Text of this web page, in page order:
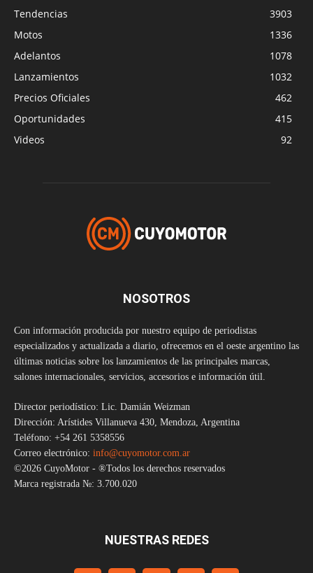
Tendencias
3903
Motos
1336
Adelantos
1078
Lanzamientos
1032
Precios Oficiales
462
Oportunidades
415
Videos
92
NOSOTROS
Con información producida por nuestro equipo de periodistas
especializados y actualizada a diario, ofrecemos en el oeste argentino las
últimas noticias sobre los lanzamientos de las principales marcas,
salones internacionales, servicios, accesorios e información útil.
Director periodístico: Lic. Damián Weizman
Dirección: Arístides Villanueva 430, Mendoza, Argentina
Teléfono: +54 261 5358556
Correo electrónico: info@cuyomotor.com.ar
©2026 CuyoMotor - ®Todos los derechos reservados
Marca registrada №: 3.700.020
NUESTRAS REDES